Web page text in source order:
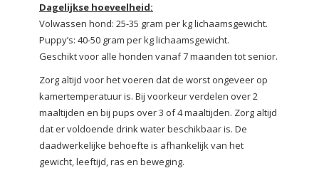
Dagelijkse hoeveelheid:
Volwassen hond: 25-35 gram per kg lichaamsgewicht.
Puppy’s: 40-50 gram per kg lichaamsgewicht.
Geschikt voor alle honden vanaf 7 maanden tot senior.
Zorg altijd voor het voeren dat de worst ongeveer op
kamertemperatuur is. Bij voorkeur verdelen over 2
maaltijden en bij pups over 3 of 4 maaltijden. Zorg altijd
dat er voldoende drink water beschikbaar is. De
daadwerkelijke behoefte is afhankelijk van het
gewicht, leeftijd, ras en beweging.